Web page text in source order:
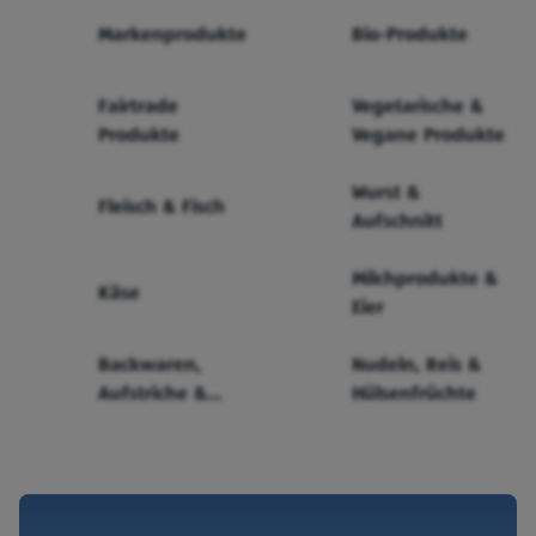
Markenprodukte Bio-Produkte
Fairtrade
Produkte
Vegetarische &
Vegane Produkte
Fleisch & Fisch
Wurst &
Aufschnitt
Käse
Milchprodukte &
Eier
Backwaren,
Aufstriche &
Nudeln, Reis &
Hülsenfrüchte